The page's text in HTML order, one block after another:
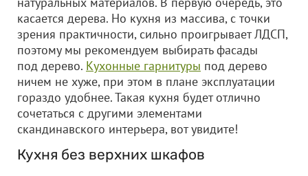
касается дерева. Но кухня из массива, с точки
зрения практичности, сильно проигрывает ЛДСП,
поэтому мы рекомендуем выбирать фасады
под дерево. Кухонные гарнитуры под дерево
ничем не хуже, при этом в плане эксплуатации
гораздо удобнее. Такая кухня будет отлично
сочетаться с другими элементами
скандинавского интерьера, вот увидите!
Кухня без верхних шкафов